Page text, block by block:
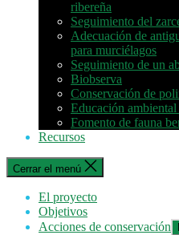
ribereña
Seguimiento del
Adecuación de
para murciélagos
Seguimiento de un
Biobserva
Conservación de
Educación
Fomento de fauna
Recursos
Cerrar el menú
El proyecto
Objetivos
Acciones de conservación